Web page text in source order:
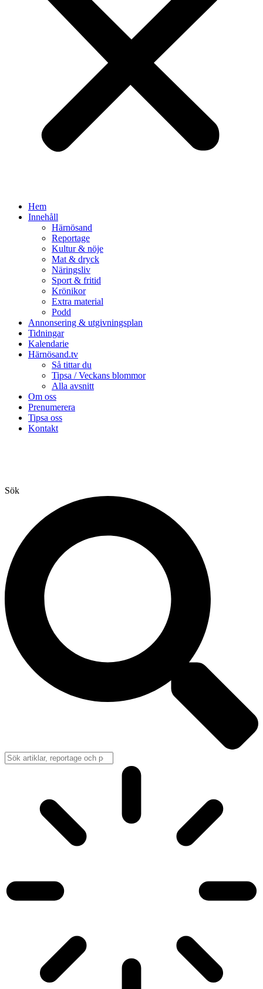
Hem
Innehåll
Härnösand
Reportage
Kultur & nöje
Mat & dryck
Näringsliv
Sport & fritid
Krönikor
Extra material
Podd
Annonsering & utgivningsplan
Tidningar
Kalendarie
Härnösand.tv
Så tittar du
Tipsa / Veckans blommor
Alla avsnitt
Om oss
Prenumerera
Tipsa oss
Kontakt
Sök